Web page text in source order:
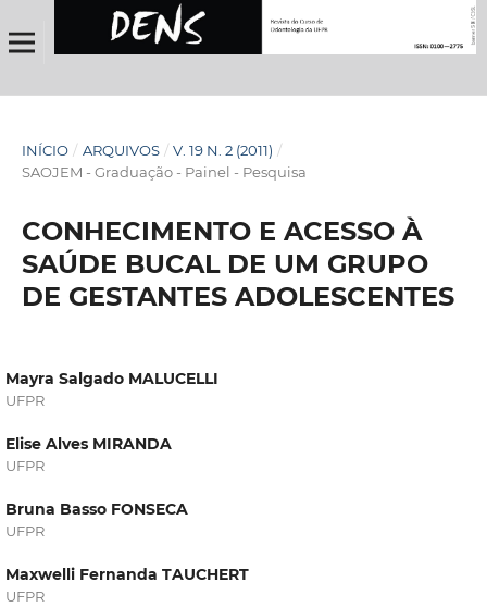
INÍCIO / ARQUIVOS / V. 19 N. 2 (2011) /
SAOJEM - Graduação - Painel - Pesquisa
CONHECIMENTO E ACESSO À
SAÚDE BUCAL DE UM GRUPO
DE GESTANTES ADOLESCENTES
Mayra Salgado MALUCELLI
UFPR
Elise Alves MIRANDA
UFPR
Bruna Basso FONSECA
UFPR
Maxwelli Fernanda TAUCHERT
UFPR